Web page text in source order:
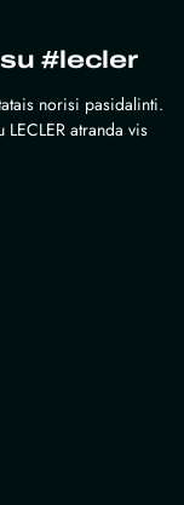
#lecler
norisi pasidalinti.
atranda vis